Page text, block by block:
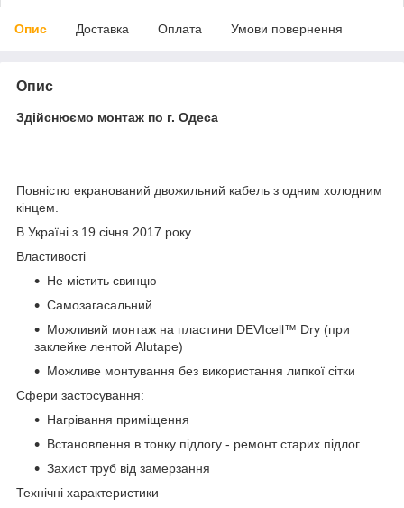
Опис Доставка Оплата Умови повернення
Опис
Здійснюємо монтаж по г. Одеса
Повністю екранований двожильний кабель з одним холодним
кінцем.
В Україні з 19 січня 2017 року
Властивості
Не містить свинцю
Самозагасальний
Можливий монтаж на пластини DEVIcell™ Dry (при
заклейке лентой Alutape)
Можливе монтування без використання липкої сітки
Сфери застосування:
Нагрівання приміщення
Встановлення в тонку підлогу - ремонт старих підлог
Захист труб від замерзання
Технічні характеристики